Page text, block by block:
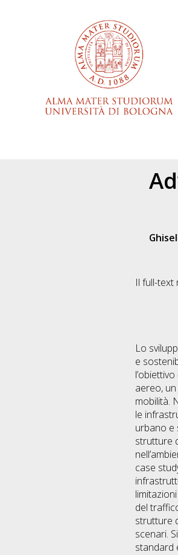
Il full-text
Lo
e
aereo,
mobilità.
le
urbano e
strutture
case
del
strutture
scenari.
standard